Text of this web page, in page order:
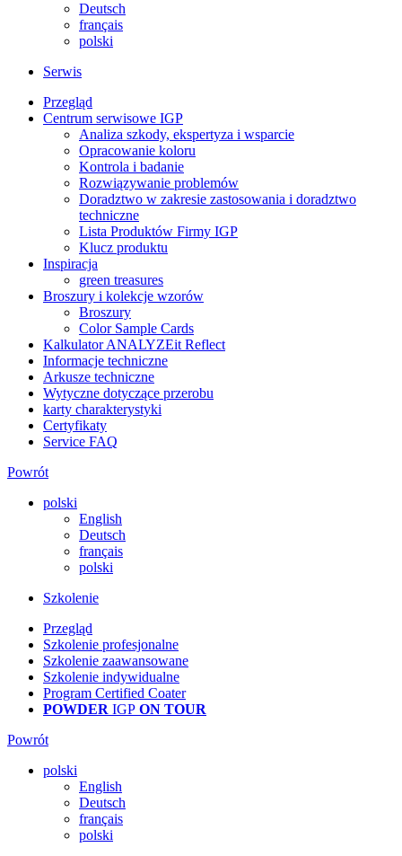
Deutsch
français
polski
Serwis
Przegląd
Centrum serwisowe IGP
Analiza szkody, ekspertyza i wsparcie
Opracowanie koloru
Kontrola i badanie
Rozwiązywanie problemów
Doradztwo w zakresie zastosowania i doradztwo
techniczne
Lista Produktów Firmy IGP
Klucz produktu
Inspiracja
green treasures
Broszury i kolekcje wzorów
Broszury
Color Sample Cards
Kalkulator ANALYZEit Reflect
Informacje techniczne
Arkusze techniczne
Wytyczne dotyczące przerobu
karty charakterystyki
Certyfikaty
Service FAQ
Powrót
polski
English
Deutsch
français
polski
Szkolenie
Przegląd
Szkolenie profesjonalne
Szkolenie zaawansowane
Szkolenie indywidualne
Program Certified Coater
POWDER IGP ON TOUR
Powrót
polski
English
Deutsch
français
polski